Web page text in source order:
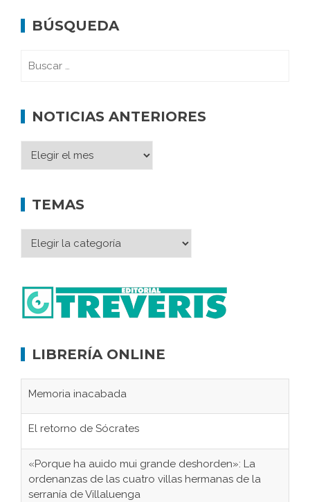
BÚSQUEDA
NOTICIAS ANTERIORES
TEMAS
LIBRERÍA ONLINE
Memoria inacabada
El retorno de Sócrates
«Porque ha auido mui grande deshorden»: La
ordenanzas de las cuatro villas hermanas de la
serranía de Villaluenga